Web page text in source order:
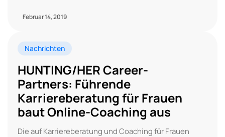
Februar 14, 2019
Nachrichten
HUNTING/HER Career-
Partners: Führende
Karriereberatung für Frauen
baut Online-Coaching aus
Die auf Karriereberatung und Coaching für Frauen